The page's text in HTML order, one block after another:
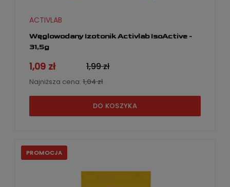
Węglowodany Izotonik Activlab IsoActive -
31,5g
ACTIVLAB
1,09 zł 1,99 zł
Najniższa cena: 1,04 zł
DO KOSZYKA
PROMOCJA